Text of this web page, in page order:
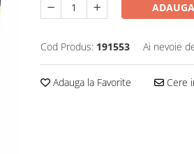
Cod Produs: 191553 Ai nevoie
Adauga la Favorite Cere